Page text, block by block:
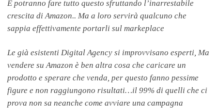
E potranno fare tutto questo sfruttando l’inarrestabile
crescita di Amazon.. Ma a loro servirà qualcuno che
sappia effettivamente portarli sul markeplace
Le già esistenti Digital Agency si improvvisano esperti, Ma
vendere su Amazon è ben altra cosa che caricare un
prodotto e sperare che venda, per questo fanno pessime
figure e non raggiungono risultati…il 99% di quelli che ci
prova non sa neanche come avviare una campagna